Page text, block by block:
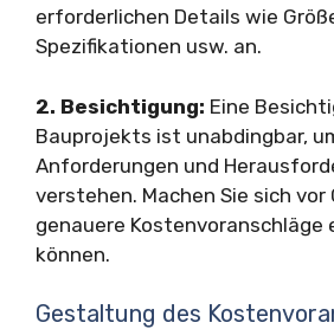
erforderlichen Details wie
Spezifikationen usw. an.
2. Besichtigung: Eine
Bauprojekts ist unabdingbar,
Anforderungen und
verstehen. Machen Sie sich vor
genauere Kostenvoranschläge
können.
Gestaltung des